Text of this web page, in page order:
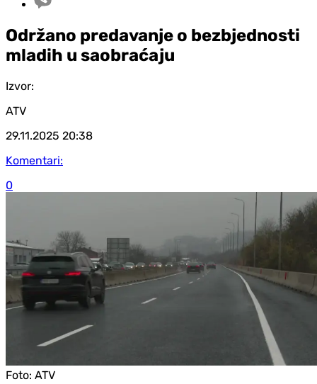
Održano predavanje o bezbjednosti
mladih u saobraćaju
Izvor:
ATV
29.11.2025 20:38
Komentari:
0
Foto: ATV